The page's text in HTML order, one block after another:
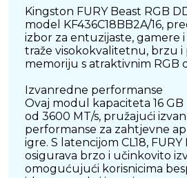
Kingston FURY Beast RGB
model KF436C18BB2A/16,
izbor za entuzijaste, gamere
traže visokokvalitetnu, brzu
memoriju s atraktivnim RGB
Izvanredne performanse
Ovaj modul kapaciteta 16
od 3600 MT/s, pružajući
performanse za zahtjevne
igre. S latencijom CL18,
osigurava brzo i učinkovito
omogućujući korisnicima